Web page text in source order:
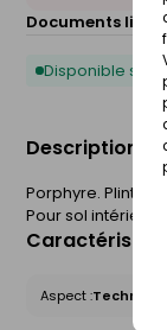
Documents liés :
Disponible sous
Description
Porphyre. Plinthe
Pour sol intérieur.
Aspect :Technique